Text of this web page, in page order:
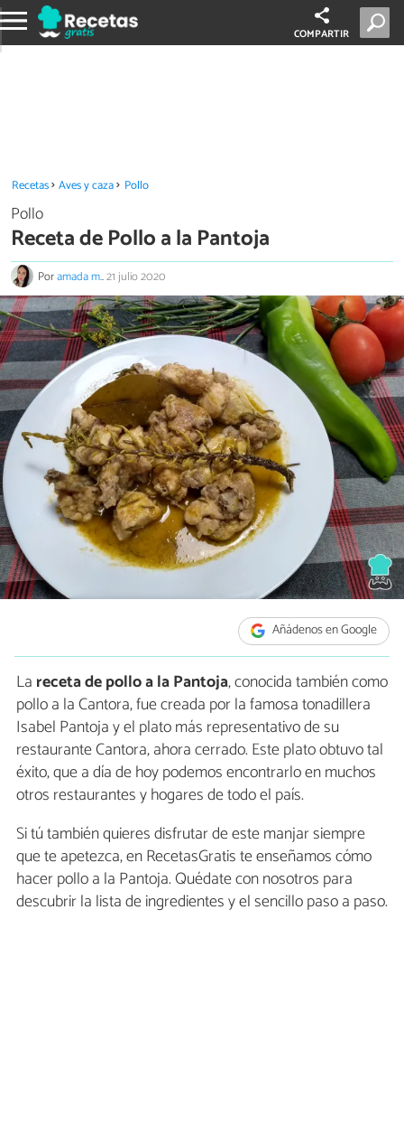
COMPARTIR
Recetas Aves y caza Pollo
Pollo
Receta de Pollo a la Pantoja
Poramada m..21 julio 2020
Añádenos en Google
La receta de pollo a la Pantoja, conocida también como
pollo a la Cantora, fue creada por la famosa tonadillera
Isabel Pantoja y el plato más representativo de su
restaurante Cantora, ahora cerrado. Este plato obtuvo tal
éxito, que a día de hoy podemos encontrarlo en muchos
otros restaurantes y hogares de todo el país.
Si tú también quieres disfrutar de este manjar siempre
que te apetezca, en RecetasGratis te enseñamos cómo
hacer pollo a la Pantoja. Quédate con nosotros para
descubrir la lista de ingredientes y el sencillo paso a paso.